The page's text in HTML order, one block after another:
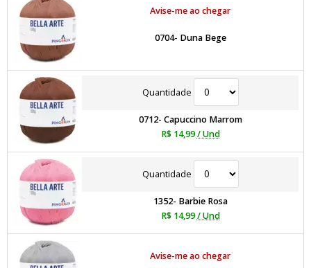
Avise-me ao chegar
0704- Duna Bege
Quantidade
0712- Capuccino Marrom
R$ 14,99 / Und
Quantidade
1352- Barbie Rosa
R$ 14,99 / Und
Avise-me ao chegar